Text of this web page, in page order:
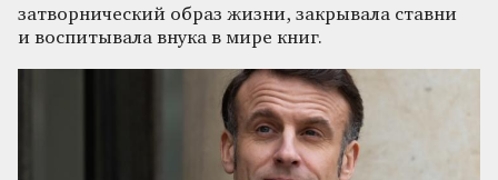
затворнический образ жизни, закрывала ставни
и воспитывала внука в мире книг.